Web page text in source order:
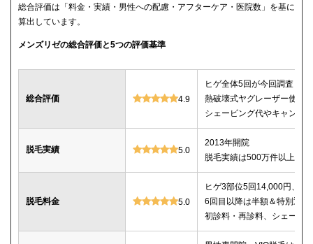
総合評価は「料金・実績・男性への配慮・アフターケア・医院数」を基に
算出しています。
メンズリゼの総合評価と5つの評価基準
総合評価 4.9
ヒゲ全体5回が今回調査し
熱破壊式ヤグレーザー使用
シェービング代やキャンセ
脱毛実績 5.0
2013年開院
脱毛実績は500万件以上
脱毛料金 5.0
ヒゲ3部位5回14,000円、ヒ
6回目以降は半額＆特別返
初診料・再診料、シェービ